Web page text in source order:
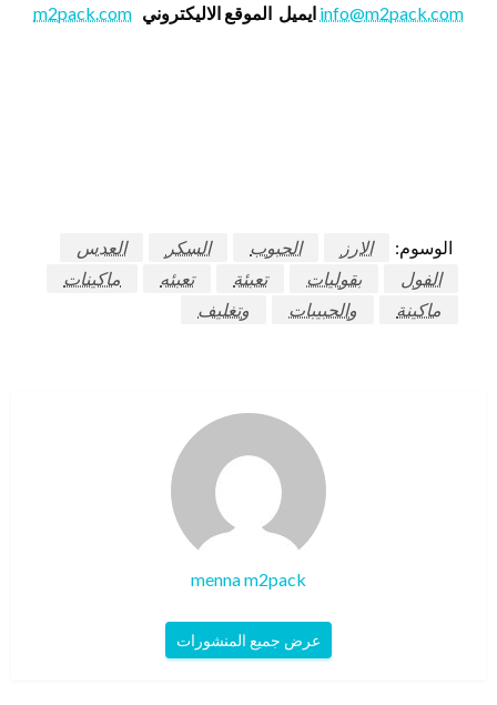
info@m2pack.com ايميل الموقع الاليكتروني m2pack.com
الوسوم: الارز الحبوب السكر
العدس
الفول
بقوليات تعبئة تعبئه
ماكينات
ماكينة
والحبيبات وتغليف
menna m2pack
عرض جميع المنشورات